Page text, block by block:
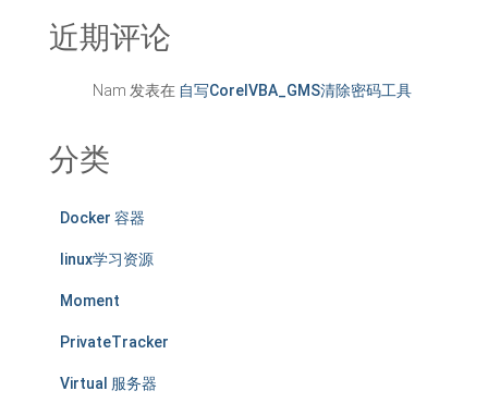
近期评论
Nam 发表在 自写CorelVBA_GMS清除密码工具
分类
Docker 容器
linux学习资源
Moment
PrivateTracker
Virtual 服务器